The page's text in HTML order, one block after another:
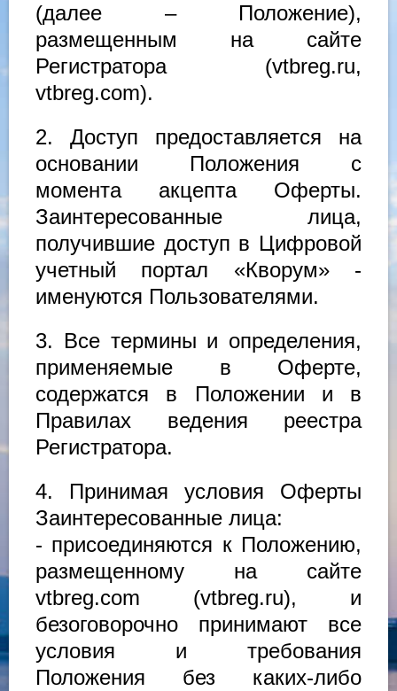
(далее – Положение),
размещенным на сайте
Регистратора (vtbreg.ru,
vtbreg.com).
2. Доступ предоставляется на
основании Положения с
момента акцепта Оферты.
Заинтересованные лица,
получившие доступ в Цифровой
учетный портал «Кворум» -
именуются Пользователями.
3. Все термины и определения,
применяемые в Оферте,
содержатся в Положении и в
Правилах ведения реестра
Регистратора.
4. Принимая условия Оферты
Заинтересованные лица:
- присоединяются к Положению,
размещенному на сайте
vtbreg.com (vtbreg.ru), и
безоговорочно принимают все
условия и требования
Положения без каких-либо